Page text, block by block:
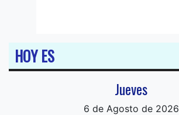
HOY ES
Jueves
6 de Agosto de 2026